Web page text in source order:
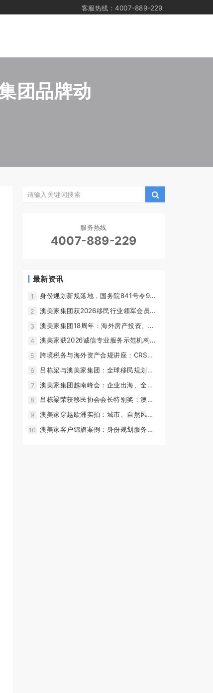
客服热线：4007-889-229
团品牌动
服务热线
4007-889-229
最新资讯
1
身份规划新规落地，国务院841号令9月
缴，交出合规答卷！
2 澳美家集团获2026移民行业领军会员单
3
澳美家集团18周年：海外房产投资、全
球移民咨询和品牌发展历程
4
澳美家获2026诚信专业服务示范机构：
移民服务资质和客户选择标准
5 跨境税务与海外资产合规讲座：CRS、
6
吕栋梁与澳美家集团：全球移民规划、
7
澳美家集团越南峰会：企业出海、全球
身份配置和跨境合规观察
8
吕栋梁荣获移民协会会长特别奖：澳美
家集团品牌动态
9
澳美家穿越欧洲实拍：城市、自然风光
10
澳美家客户锦旗案例：身份规划服务反